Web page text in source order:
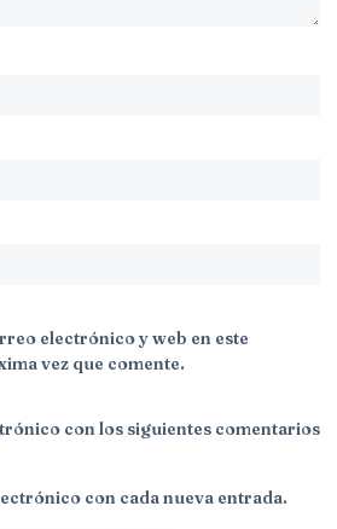
electrónico y web en este
vez que comente.
con los siguientes comentarios
con cada nueva entrada.